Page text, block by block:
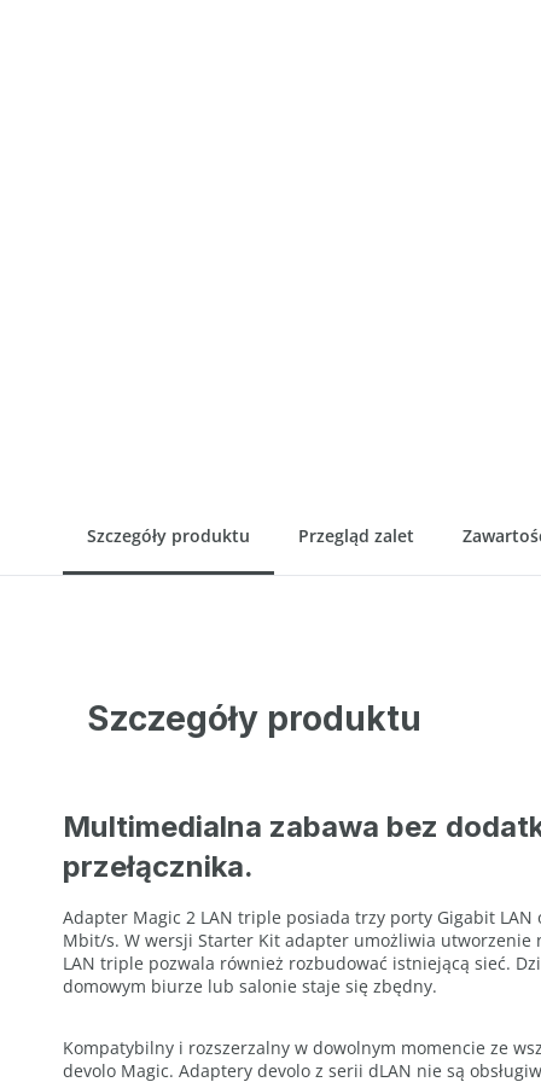
Szczegóły produktu Przegląd zalet
Szczegóły produktu
Multimedialna zabawa bez
przełącznika.
Adapter Magic 2 LAN triple posiada trzy porty Gigabit LAN
Mbit/s. W wersji Starter Kit adapter umożliwia utworzenie
LAN triple pozwala również rozbudować istniejącą sieć.
domowym biurze lub salonie staje się zbędny.
Kompatybilny i rozszerzalny w dowolnym momencie ze
devolo Magic. Adaptery devolo z serii dLAN nie są